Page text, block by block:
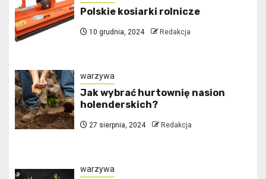
Polskie kosiarki rolnicze
10 grudnia, 2024 Redakcja
warzywa
Jak wybrać hurtownię nasion
holenderskich?
27 sierpnia, 2024 Redakcja
warzywa